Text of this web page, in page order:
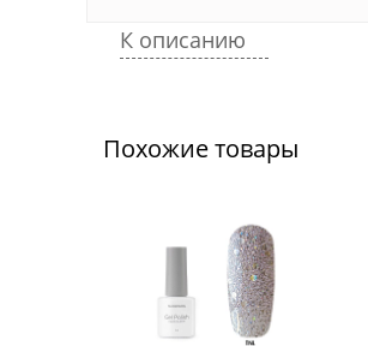
К описанию
Похожие товары